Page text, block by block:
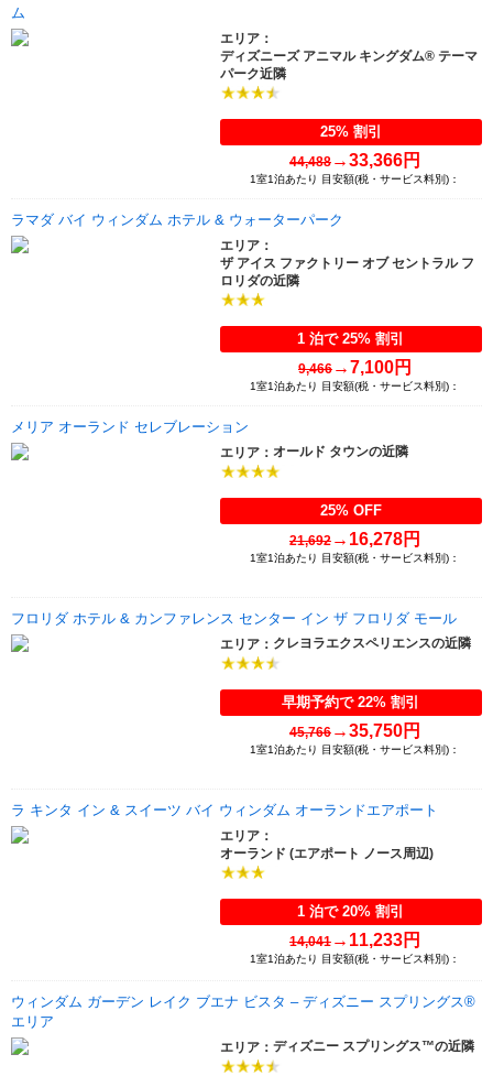
ム
エリア：
ディズニーズ アニマル キングダム® テーマ
パーク近隣
25% 割引
44,488→33,366円
1室1泊あたり 目安額(税・サービス料別)：
ラマダ バイ ウィンダム ホテル & ウォーターパーク
エリア：
ザ アイス ファクトリー オブ セントラル フ
ロリダの近隣
1 泊で 25% 割引
9,466→7,100円
1室1泊あたり 目安額(税・サービス料別)：
メリア オーランド セレブレーション
エリア： オールド タウンの近隣
25% OFF
21,692→ 16,278円
1室1泊あたり 目安額(税・サービス料別)：
フロリダ ホテル & カンファレンス センター イン ザ フロリダ モール
エリア： クレヨラエクスペリエンスの近隣
早期予約で 22% 割引
45,766→35,750円
1室1泊あたり 目安額(税・サービス料別)：
ラ キンタ イン & スイーツ バイ ウィンダム オーランドエアポート
エリア：
オーランド (エアポート ノース周辺)
1 泊で 20% 割引
14,041→ 11,233円
1室1泊あたり 目安額(税・サービス料別)：
ウィンダム ガーデン レイク ブエナ ビスタ – ディズニー スプリングス®
エリア
エリア： ディズニー スプリングス™の近隣